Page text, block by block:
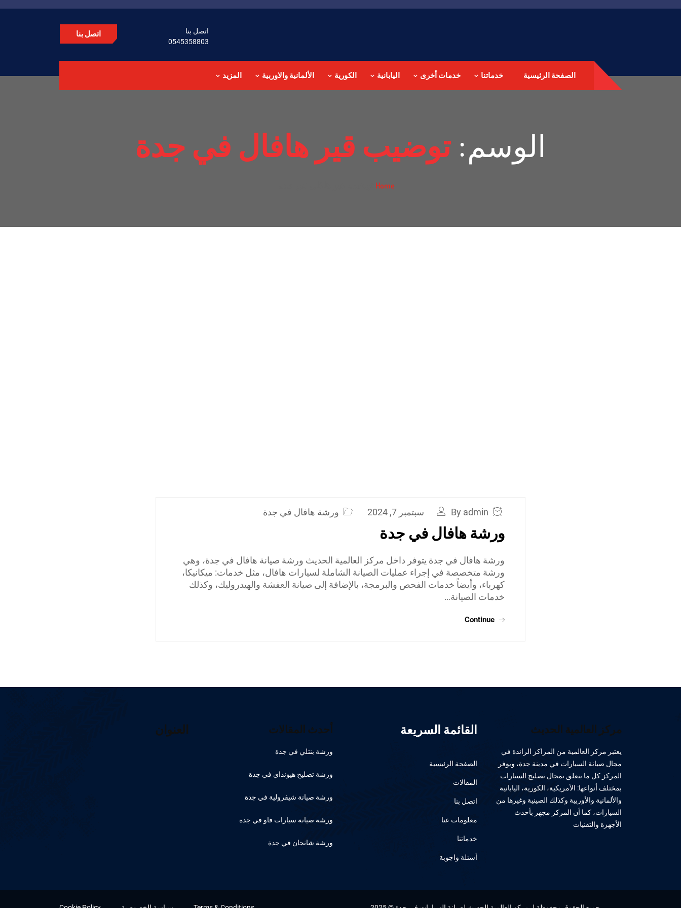
اتصل بنا
0545358803
اتصل بنا
الصفحة الرئيسية خدماتنا خدمات أخرى اليابانية الكورية الألمانية والاوربية المزيد
الوسم: توضيب قير هافال في جدة
Home
By admin سبتمبر 7, 2024 ورشة هافال في جدة
ورشة هافال في جدة
ورشة هافال في جدة يتوفر داخل مركز العالمية الحديث ورشة صيانة هافال في جدة، وهي
ورشة متخصصة في إجراء عمليات الصيانة الشاملة لسيارات هافال، مثل خدمات: ميكانيكا،
كهرباء، وأيضاً خدمات الفحص والبرمجة، بالإضافة إلى صيانة العفشة والهيدروليك، وكذلك
خدمات الصيانة…
Continue
مركز العالمية الحديث
يعتبر مركز العالمية من المراكز الرائدة في
مجال صيانة السيارات في مدينة جدة، ويوفر
المركز كل ما يتعلق بمجال تصليح السيارات
بمختلف أنواعها: الأمريكية، الكورية، اليابانية
والألمانية والأوربية وكذلك الصينية وغيرها من
السيارات، كما أن المركز مجهز بأحدث
الأجهزة والتقنيات
القائمة السريعة
الصفحة الرئيسية
المقالات
اتصل بنا
معلومات عنا
خدماتنا
أسئلة واجوبة
أحدث المقالات
ورشة بنتلي في جدة
ورشة تصليح هيونداي في جدة
ورشة صيانة شيفرولية في جدة
ورشة صيانة سيارات فاو في جدة
ورشة شانجان في جدة
العنوان